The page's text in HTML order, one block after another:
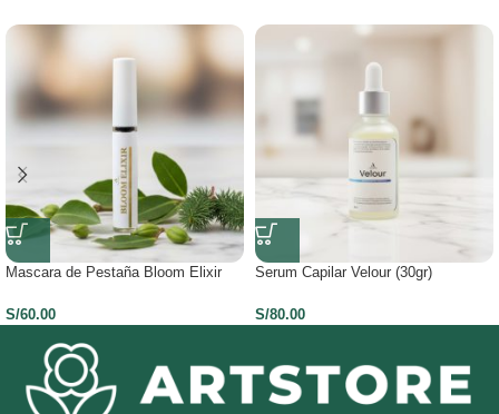
Mascara de Pestaña Bloom Elixir
S/60.00
Serum Capilar Velour (30gr)
S/80.00